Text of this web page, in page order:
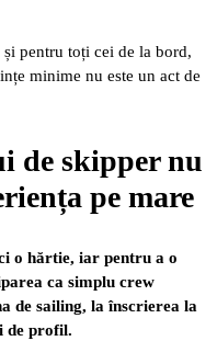
pentru toți cei de la bord,
minime nu este un act de
de skipper nu
pe mare
o hărtie, iar pentru a o
ca simplu crew
de sailing, la înscrierea la
de profil.